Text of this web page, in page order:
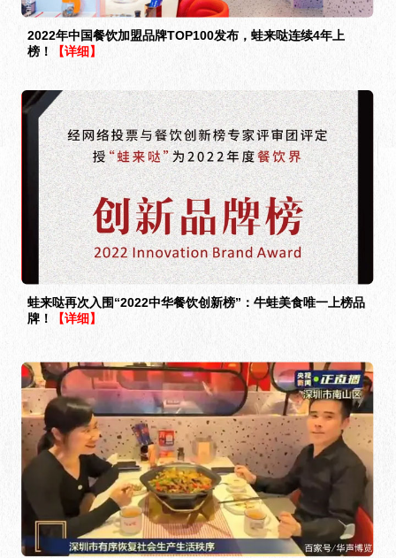
2022年中国餐饮加盟品牌TOP100发布，蛙来哒连续4年上
榜！
【详细】
蛙来哒再次入围“2022中华餐饮创新榜”：牛蛙美食唯一上榜品
牌！
【详细】